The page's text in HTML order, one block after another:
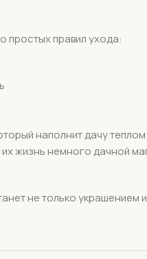
простых правил ухода:
наполнит дачу
жизнь немного дачной
не только украшением